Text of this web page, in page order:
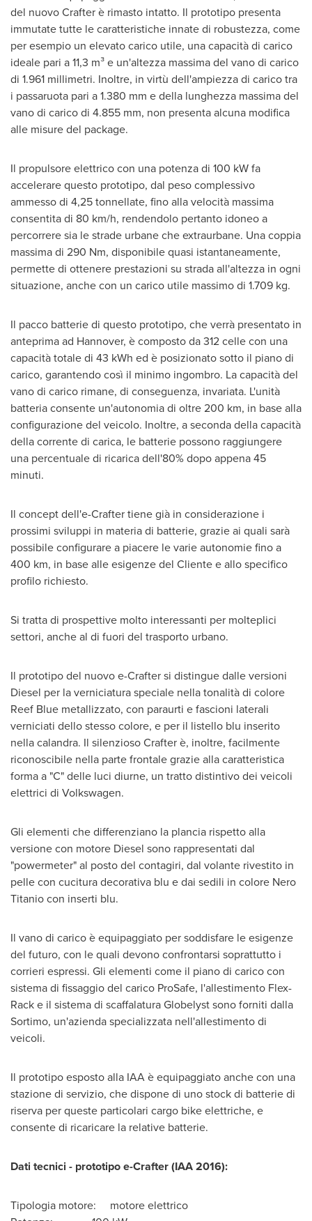
del nuovo Crafter è rimasto intatto. Il prototipo presenta
immutate tutte le caratteristiche innate di robustezza, come
per esempio un elevato carico utile, una capacità di carico
ideale pari a 11,3 m³ e un'altezza massima del vano di carico
di 1.961 millimetri. Inoltre, in virtù dell'ampiezza di carico tra
i passaruota pari a 1.380 mm e della lunghezza massima del
vano di carico di 4.855 mm, non presenta alcuna modifica
alle misure del package.
Il propulsore elettrico con una potenza di 100 kW fa
accelerare questo prototipo, dal peso complessivo
ammesso di 4,25 tonnellate, fino alla velocità massima
consentita di 80 km/h, rendendolo pertanto idoneo a
percorrere sia le strade urbane che extraurbane. Una coppia
massima di 290 Nm, disponibile quasi istantaneamente,
permette di ottenere prestazioni su strada all'altezza in ogni
situazione, anche con un carico utile massimo di 1.709 kg.
Il pacco batterie di questo prototipo, che verrà presentato in
anteprima ad Hannover, è composto da 312 celle con una
capacità totale di 43 kWh ed è posizionato sotto il piano di
carico, garantendo così il minimo ingombro. La capacità del
vano di carico rimane, di conseguenza, invariata. L'unità
batteria consente un'autonomia di oltre 200 km, in base alla
configurazione del veicolo. Inoltre, a seconda della capacità
della corrente di carica, le batterie possono raggiungere
una percentuale di ricarica dell'80% dopo appena 45
minuti.
Il concept dell'e-Crafter tiene già in considerazione i
prossimi sviluppi in materia di batterie, grazie ai quali sarà
possibile configurare a piacere le varie autonomie fino a
400 km, in base alle esigenze del Cliente e allo specifico
profilo richiesto.
Si tratta di prospettive molto interessanti per molteplici
settori, anche al di fuori del trasporto urbano.
Il prototipo del nuovo e-Crafter si distingue dalle versioni
Diesel per la verniciatura speciale nella tonalità di colore
Reef Blue metallizzato, con paraurti e fascioni laterali
verniciati dello stesso colore, e per il listello blu inserito
nella calandra. Il silenzioso Crafter è, inoltre, facilmente
riconoscibile nella parte frontale grazie alla caratteristica
forma a "C" delle luci diurne, un tratto distintivo dei veicoli
elettrici di Volkswagen.
Gli elementi che differenziano la plancia rispetto alla
versione con motore Diesel sono rappresentati dal
"powermeter" al posto del contagiri, dal volante rivestito in
pelle con cucitura decorativa blu e dai sedili in colore Nero
Titanio con inserti blu.
Il vano di carico è equipaggiato per soddisfare le esigenze
del futuro, con le quali devono confrontarsi soprattutto i
corrieri espressi. Gli elementi come il piano di carico con
sistema di fissaggio del carico ProSafe, l'allestimento Flex-
Rack e il sistema di scaffalatura Globelyst sono forniti dalla
Sortimo, un'azienda specializzata nell'allestimento di
veicoli.
Il prototipo esposto alla IAA è equipaggiato anche con una
stazione di servizio, che dispone di uno stock di batterie di
riserva per queste particolari cargo bike elettriche, e
consente di ricaricare la relative batterie.
Dati tecnici - prototipo e-Crafter (IAA 2016):
Tipologia motore: motore elettrico